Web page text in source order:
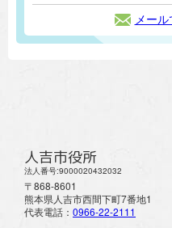
メー
人吉市役所
法人番号:9000020432032
〒868-8601
熊本県人吉市西間下町7番地1
代表電話： 0966-22-2111